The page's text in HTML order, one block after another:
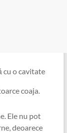
cu o cavitate
coaja.
Ele nu pot
deoarece